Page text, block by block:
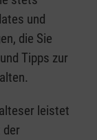
und
die Sie
Tipps zur
leistet